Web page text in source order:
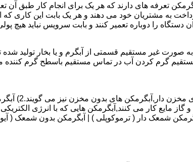
تعرفه های دارند که هر یک برای انجام کار طبق آن
به مشتریان خود می دهند و هر یک بابت این کاری
را دوباره تعمیر کنند و بابت سرویس نباید هیچ
غیر مستقیم قسمتی از آبگرم و یا بخار تولید
گرم کردن آب در تماس مستقیم باسطح گرم کننده می
انواع آبگرمکن و تعمیر
مایع کار می کنند,آبگرمکن هایی که با انرژی
کار می کنند.3) آبگرمکن های گازسوز دیواری : آبگرمکن شمعک دار ( ترموکوپلی ) |